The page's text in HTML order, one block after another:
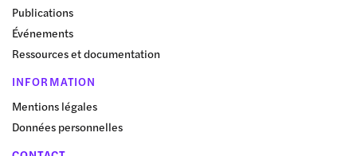
Publications
Événements
Ressources et documentation
INFORMATION
Mentions légales
Données personnelles